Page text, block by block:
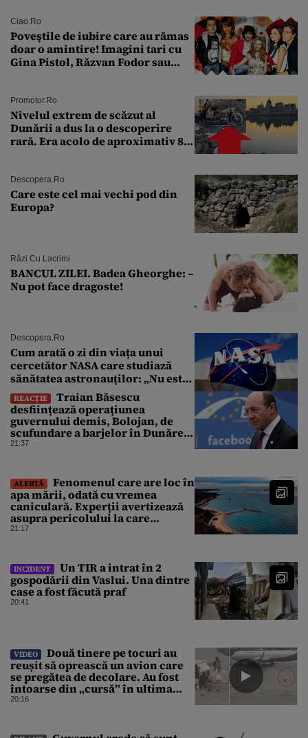
Ciao.ro
Poveştile de iubire care au rămas
doar o amintire! Imagini tari cu
Gina Pistol, Răzvan Fodor sau
Promotor.ro
Nivelul extrem de scăzut al
Dunării a dus la o descoperire
rară. Era acolo de aproximativ 80
Descopera.ro
Care este cel mai vechi pod din
Europa?
Râzi Cu Lacrimi
BANCUL ZILEI. Badea Gheorghe: –
Nu pot face dragoste!
Descopera.ro
Cum arată o zi din viața unui
cercetător NASA care studiază
sănătatea astronauților: „Nu este
o știință complicată”
REACȚIE
Traian Băsescu
desființează operațiunea
guvernului demis, Bolojan, de
scufundare a barjelor în Dunăre:
„Este o improvizație”
21:37
ALERTĂ
Fenomenul care are loc în
apa mării, odată cu vremea
caniculară. Experții avertizează
asupra pericolului la care
oamenii pot fi expuși
21:17
INCIDENT
Un TIR a intrat în 2
gospodării din Vaslui. Una dintre
case a fost făcută praf
20:41
VIDEO
Două tinere pe tocuri au
reușit să oprească un avion care
se pregătea de decolare. Au fost
întoarse din „cursă” în ultima
clipă. Imaginile au devenit virale
20:16